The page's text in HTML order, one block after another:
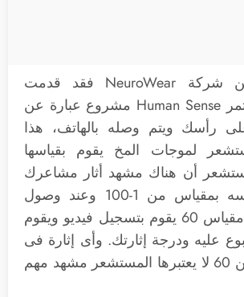
أتت الإجابة من شركة NeuroWear فقد قدمت
الشركة فى مؤتمر Human Sense مشروع عبارة عن
رأسك ويتم وصله بالهاتف، هذا
لموجات المخ يقوم بقياسها
أن هناك مشهد أثار مشاعرك
يعمل على قياسه بمقياس من 1-100 وعند وصول
المستشعر إلى مقياس 60 يقوم بتسجيل فيديو ويقوم
عليه ودرجة إثارتك. وأى إثارة فى
المشاعر أقل من 60 لا يعتبرها المستشعر مشهد مهم